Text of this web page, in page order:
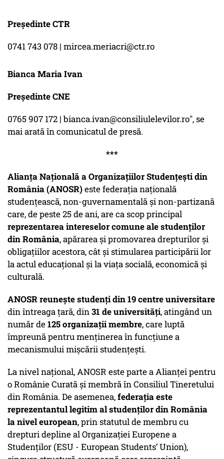
Președinte CTR
0741 743 078 | mircea.meriacri@ctr.ro
Bianca Maria Ivan
Președinte CNE
0765 907 172 | bianca.ivan@consiliulelevilor.ro", se
mai arată în comunicatul de presă.
***
Alianța Națională a Organizațiilor Studențești din
România (ANOSR)este federația națională
studențească, non-guvernamentală și non-partizană
care, de peste 25 de ani, are ca scop principal
reprezentarea intereselor comune ale studenților
din România, apărarea și promovarea drepturilor și
obligațiilor acestora, cât și stimularea participării lor
la actul educațional și la viața socială, economică și
culturală.
ANOSR reunește studenți din 19 centre universitare
din întreaga țară, din31 de universități, atingând un
număr de125 organizații membre, care luptă
împreună pentru menținerea în funcțiune a
mecanismului mișcării studențești.
La nivel național, ANOSR este parte a Alianței pentru
o Românie Curată și membră în Consiliul Tineretului
din România. De asemenea,federația este
reprezentantul legitim al studenților din România
la nivel european, prin statutul de membru cu
drepturi depline al Organizației Europene a
Studenților (ESU - European Students’ Union),